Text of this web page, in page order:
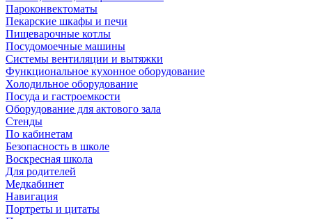
Пароконвектоматы
Пекарские шкафы и печи
Пищеварочные котлы
Посудомоечные машины
Системы вентиляции и вытяжки
Функциональное кухонное оборудование
Холодильное оборудование
Посуда и гастроемкости
Оборудование для актового зала
Стенды
По кабинетам
Безопасность в школе
Воскресная школа
Для родителей
Медкабинет
Навигация
Портреты и цитаты